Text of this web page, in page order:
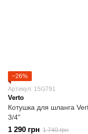
−26%
Артикул: 15G791
Verto
Котушка для шланга
3/4"
1 290 грн 1 740 грн